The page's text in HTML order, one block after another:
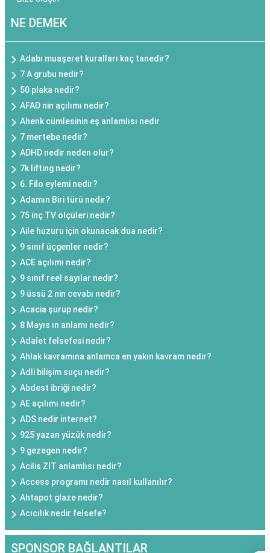
NE DEMEK
Adabı muaşeret kuralları kaç tanedir?
7 A grubu nedir?
50 plaka nedir?
AFAD nin açılımı nedir?
Ahenk cümlesinin eş anlamlısı nedir
7 mertebe nedir?
ADHD nedir neden olur?
7k lifting nedir?
6. Filo eylemi nedir?
Adamın Biri türü nedir?
75 inç TV ölçüleri nedir?
Aile huzuru için okunacak dua nedir?
9 sınıf üçgenler nedir?
ACE açılımı nedir?
9 sınıf reel sayılar nedir?
9 üssü 2 nin cevabı nedir?
Acacia şurup nedir?
8 Mayıs ın anlamı nedir?
Adalet felsefesi nedir?
Ahlak kavramına anlamca en yakın kavram nedir?
Adli bilişim suçu nedir?
Abdest ibriği nedir?
AE açılımı nedir?
ADS nedir internet?
925 yazan yüzük nedir?
9 gezegen nedir?
Acilis ZIT anlamlısı nedir?
Access programı nedir nasıl kullanılır?
Ahtapot glaze nedir?
Acıcılık nedir felsefe?
SPONSOR BAĞLANTILAR